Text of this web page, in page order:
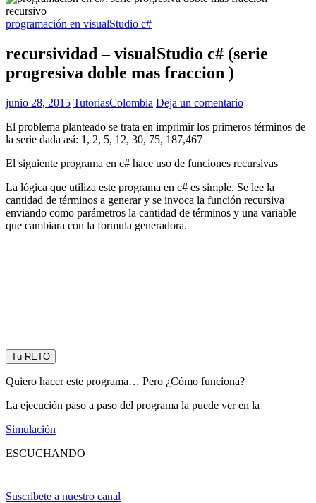
programación en visualStudio c#
recursividad – visualStudio c# (serie
progresiva doble mas fraccion )
junio 28, 2015 TutoriasColombia Deja un comentario
El problema planteado se trata en imprimir los primeros términos de
la serie dada así: 1, 2, 5, 12, 30, 75, 187,467
El siguiente programa en c# hace uso de funciones recursivas
La lógica que utiliza este programa en c# es simple. Se lee la
cantidad de términos a generar y se invoca la función recursiva
enviando como parámetros la cantidad de términos y una variable
que cambiara con la formula generadora.
Tu RETO
Quiero hacer este programa… Pero ¿Cómo funciona?
La ejecución paso a paso del programa la puede ver en la
Simulación
ESCUCHANDO
Suscribete a nuestro canal